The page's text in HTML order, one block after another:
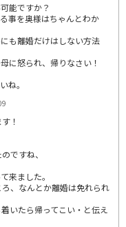
能ですか？
事を奥様はちゃんとわか
も離婚だけはしない方法
に怒られ、帰りなさい！
ね。
！
ですね、
来ました。
、なんとか離婚は免れられ
いたら帰ってこい・と伝え